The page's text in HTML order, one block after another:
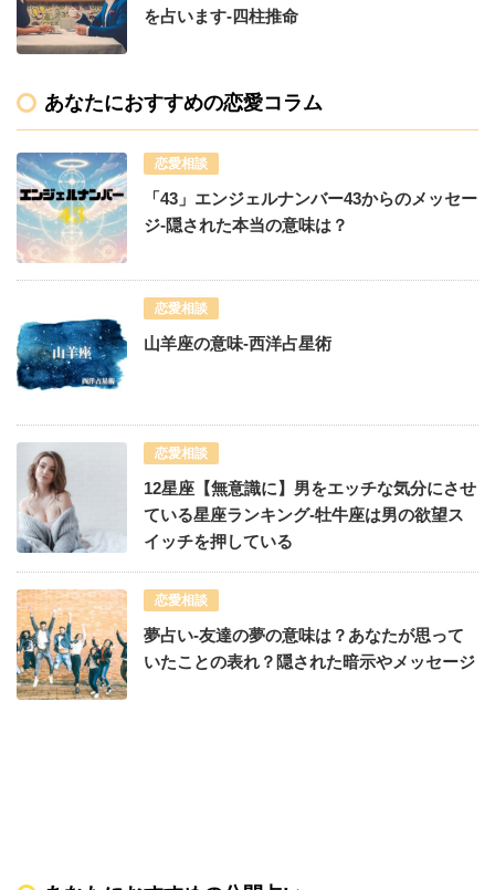
を占います-四柱推命
あなたにおすすめの恋愛コラム
恋愛相談
「43」エンジェルナンバー43からのメッセー
ジ-隠された本当の意味は？
恋愛相談
山羊座の意味-西洋占星術
恋愛相談
12星座【無意識に】男をエッチな気分にさせ
ている星座ランキング-牡牛座は男の欲望ス
イッチを押している
恋愛相談
夢占い-友達の夢の意味は？あなたが思って
いたことの表れ？隠された暗示やメッセージ